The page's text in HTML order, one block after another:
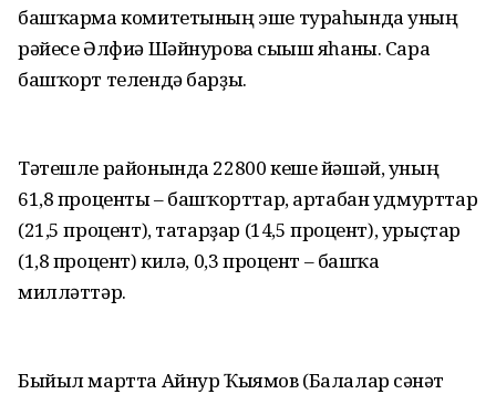
башҡарма комитетының эше тураһында уның
рәйесе Әлфиә Шәйнурова сығыш яһаны. Сара
башҡорт телендә барҙы.
Тәтешле районында 22800 кеше йәшәй, уның
61,8 проценты – башҡорттар, артабан удмурттар
(21,5 процент), татарҙар (14,5 процент), урыҫтар
(1,8 процент) килә, 0,3 процент – башҡа
милләттәр.
Быйыл мартта Айнур Ҡыямов (Балалар сәнғәт